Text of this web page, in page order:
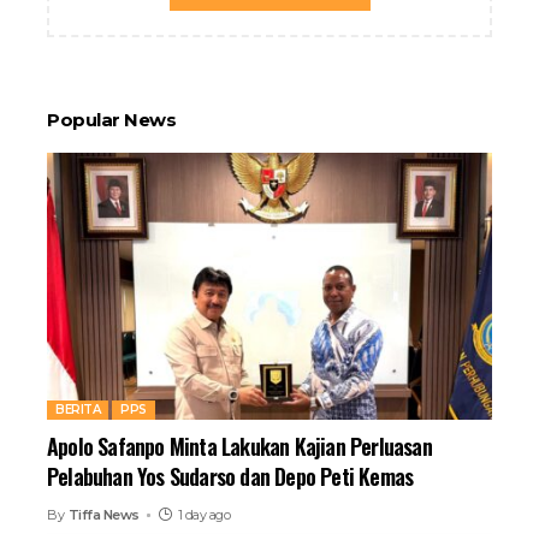
Popular News
BERITA PPS
Apolo Safanpo Minta Lakukan Kajian Perluasan
Pelabuhan Yos Sudarso dan Depo Peti Kemas
By Tiffa News 1 day ago